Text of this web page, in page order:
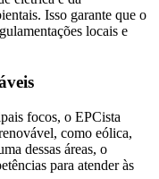
Isso garante que o
locais e
focos, o EPCista
como eólica,
dessas áreas, o
para atender às